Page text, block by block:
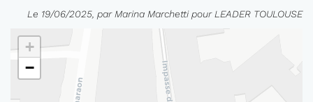
Le 19/06/2025, par Marina Marchetti pour LEADER TOULOUSE
+
−